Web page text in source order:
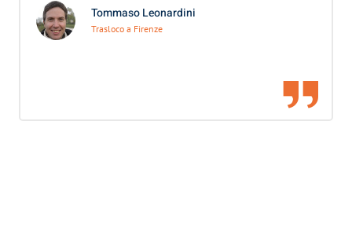
Tommaso Leonardini
Trasloco a Firenze